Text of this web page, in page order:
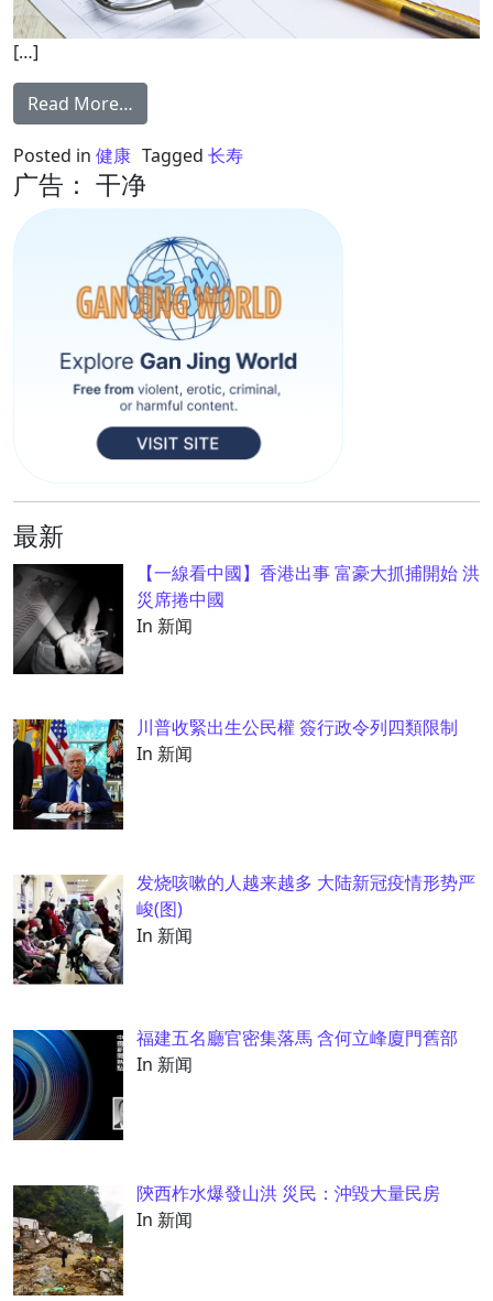
[…]
Read More…
Posted in 健康 Tagged 长寿
广告： 干净
最新
【一線看中國】香港出事 富豪大抓捕開始 洪
災席捲中國
In 新闻
川普收緊出生公民權 簽行政令列四類限制
In 新闻
发烧咳嗽的人越来越多 大陆新冠疫情形势严
峻(图)
In 新闻
福建五名廳官密集落馬 含何立峰廈門舊部
In 新闻
陝西柞水爆發山洪 災民：沖毀大量民房
In 新闻